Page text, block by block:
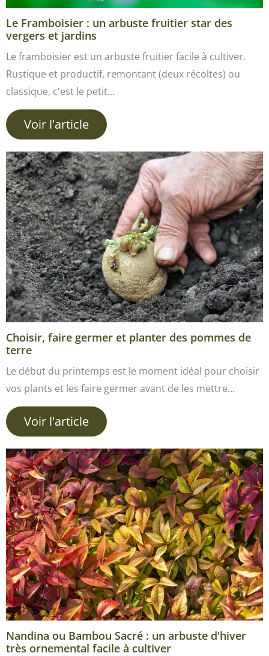
Le Framboisier : un arbuste fruitier star des
vergers et jardins
Le framboisier est un arbuste fruitier facile à cultiver.
Rustique et productif, remontant (deux récoltes) ou
classique, c'est le petit…
Voir l'article
Choisir, faire germer et planter des pommes de
terre
Le début du printemps est le moment idéal pour choisir
vos plants et les faire germer avant de les mettre…
Voir l'article
Nandina ou Bambou Sacré : un arbuste d'hiver
très ornemental facile à cultiver